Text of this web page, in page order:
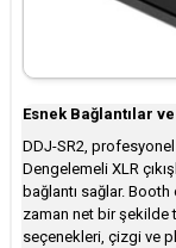
Esnek Bağlantılar ve
DDJ-SR2, profesyonel
Dengelemeli XLR
bağlantı sağlar. Booth
zaman net bir şekilde
seçenekleri, çizgi ve